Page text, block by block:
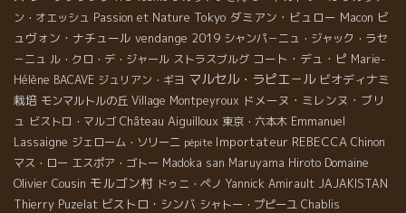
ン・オエッシュ Passion et Nature Tokyo ダミアン・ビュロー Macon ビ
ュヴォン・ナチュール vendange 2019 シャンパ－ニュ・ジャック・ラセ
－ニュ ル・クロ・デ・ジャール ストラスブルグ コート・デュ・ピ Marie-
Hélène BACAVE ジュリアン・ギヨ マルセル・ラピエ－ル ビオディナミ
栽培 モンマルトルの丘 Village Montpeyroux ドメーヌ・ミレンヌ・ブリ
ュ ビストロ・マルゴ Château Aiguilloux 東京・六本木 Emmanuel
Lassaigne ジェローム・ソリーニ pépite Importateur REBECCA Chinon
マス・ロー エスポア・ゴトー Madoka san Maruyama Hiroto Domaine
Olivier Cousin モルゴン村 ドゥニ・ペノ Yannick Amirault JAJAKISTAN
Thierry Puzelat ビストロ・シンバ シャトー・プピーユ Chablis